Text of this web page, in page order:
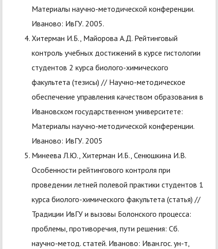
Материалы научно-методической конференции.
Иваново: ИвГУ. 2005.
Хитерман И.Б., Майорова А.Д. Рейтинговый
контроль учебных достижений в курсе гистологии
студентов 2 курса биолого-химического
факультета (тезисы) // Научно-методическое
обеспечение управления качеством образования в
Ивановском государственном университете:
Материалы научно-методической конференции.
Иваново: ИвГУ. 2005
Минеева Л.Ю., Хитерман И.Б., Сенюшкина И.В.
Особенности рейтингового контроля при
проведении летней полевой практики студентов 1
курса биолого-химического факультета (статья) //
Традиции ИвГУ и вызовы Болонского процесса:
проблемы, противоречия, пути решения: Сб.
научно-метод. статей. Иваново: Иван.гос. ун-т,